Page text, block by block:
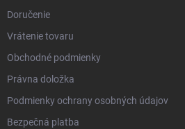
Doručenie
Vrátenie tovaru
Obchodné podmienky
Právna doložka
Podmienky ochrany osobných údajov
Bezpečná platba